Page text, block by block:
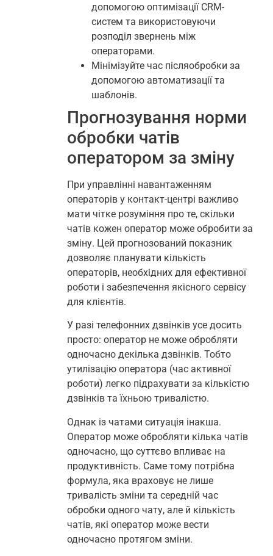
допомогою оптимізації CRM-
систем та використовуючи
розподіл звернень між
операторами.
Мінімізуйте час післяобробки за
допомогою автоматизації та
шаблонів.
Прогнозування норми
обробки чатів
оператором за зміну
При управлінні навантаженням
операторів у контакт-центрі важливо
мати чітке розуміння про те, скільки
чатів кожен оператор може обробити за
зміну. Цей прогнозований показник
дозволяє планувати кількість
операторів, необхідних для ефективної
роботи і забезпечення якісного сервісу
для клієнтів.
У разі телефонних дзвінків усе досить
просто: оператор не може обробляти
одночасно декілька дзвінків. Тобто
утилізацію оператора (час активної
роботи) легко підрахувати за кількістю
дзвінків та їхньою тривалістю.
Однак із чатами ситуація інакша.
Оператор може обробляти кілька чатів
одночасно, що суттєво впливає на
продуктивність. Саме тому потрібна
формула, яка враховує не лише
тривалість зміни та середній час
обробки одного чату, але й кількість
чатів, які оператор може вести
одночасно протягом зміни.